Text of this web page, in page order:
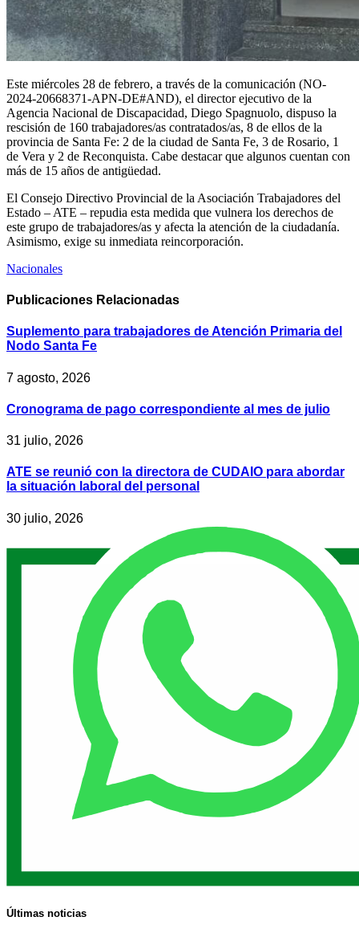
Este miércoles 28 de febrero, a través de la comunicación (NO-
2024-20668371-APN-DE#AND), el director ejecutivo de la
Agencia Nacional de Discapacidad, Diego Spagnuolo, dispuso la
rescisión de 160 trabajadores/as contratados/as, 8 de ellos de la
provincia de Santa Fe: 2 de la ciudad de Santa Fe, 3 de Rosario, 1
de Vera y 2 de Reconquista. Cabe destacar que algunos cuentan con
más de 15 años de antigüedad.
El Consejo Directivo Provincial de la Asociación Trabajadores del
Estado – ATE – repudia esta medida que vulnera los derechos de
este grupo de trabajadores/as y afecta la atención de la ciudadanía.
Asimismo, exige su inmediata reincorporación.
Nacionales
Publicaciones Relacionadas
Suplemento para trabajadores de Atención Primaria del
Nodo Santa Fe
7 agosto, 2026
Cronograma de pago correspondiente al mes de julio
31 julio, 2026
ATE se reunió con la directora de CUDAIO para abordar
la situación laboral del personal
30 julio, 2026
Últimas noticias